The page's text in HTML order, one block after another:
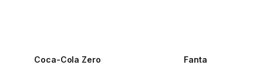
Coca-Cola Zero Fanta